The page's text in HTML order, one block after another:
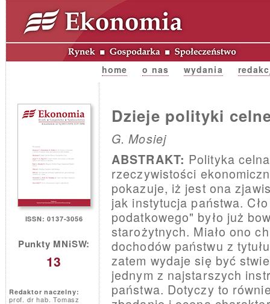
home o nas wydania
ISSN: 0137-3056
Punkty MNiSW:
13
Redaktor naczelny:
prof. dr hab. Tomasz
Dzieje polityki
G. Mosiej
ABSTRAKT: Polityka
rzeczywistości
pokazuje, iż jest ona
jak instytucja państwa.
podatkowego" było już
starożytnych. Miało ono
dochodów państwu z
zatem wydaje się być
jednym z najstarszych
państwa. Dotyczy to